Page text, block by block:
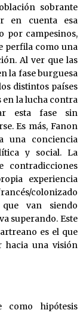
sobrante
en cuenta esa
por campesinos,
perfila como una
Al ver que las
la fase burguesa
distintos países
en la lucha contra
esta fase sin
Es más, Fanon
una conciencia
y social. La
contradicciones
experiencia
colonizado
que van siendo
superando. Este
es el que
hacia una visión
como hipótesis